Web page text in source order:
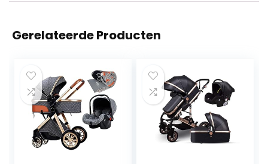
Gerelateerde Producten